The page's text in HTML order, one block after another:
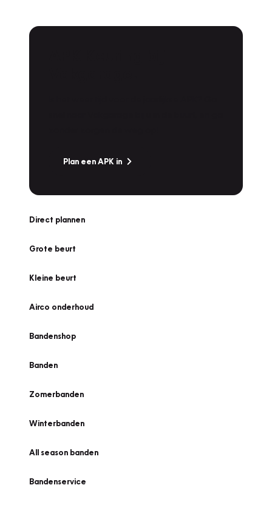
Plan een APK in
Direct plannen
Grote beurt
Kleine beurt
Airco onderhoud
Bandenshop
Banden
Zomerbanden
Winterbanden
All season banden
Bandenservice